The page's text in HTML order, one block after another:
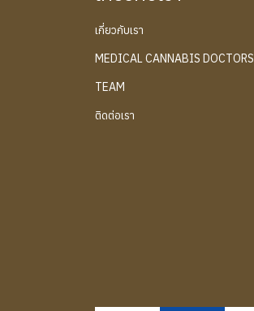
เกี่ยวกับเรา
MEDICAL CANNABIS DOCTORS
TEAM
ติดต่อเรา